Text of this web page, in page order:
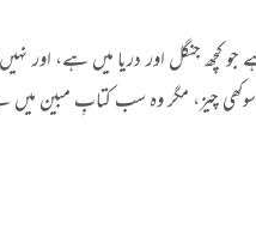
جنگل اور دریا میں ہے، اور نہیں
سوکھی چیز، مگر وہ سب کتابِ مبین